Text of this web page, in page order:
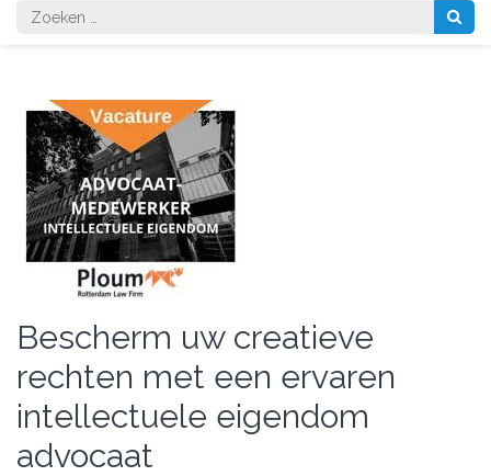
Zoeken
naar:
Bescherm uw creatieve
rechten met een ervaren
intellectuele eigendom
advocaat